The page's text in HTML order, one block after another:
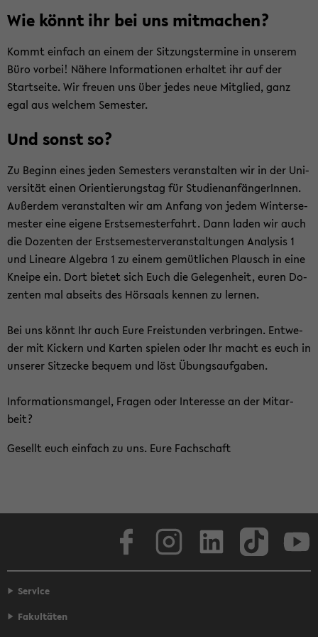
Wie könnt ihr bei uns mit­ma­chen?
Kommt ein­fach an einem der Sit­zungs­ter­mi­ne in un­se­rem
Büro vor­bei! Nä­he­re In­for­ma­tio­nen er­hal­tet ihr auf der
Start­sei­te. Wir freu­en uns über jedes neue Mit­glied, ganz
egal aus wel­chem Se­mes­ter.
Und sonst so?
Zu Be­ginn eines jeden Se­mes­ters ver­an­stal­ten wir in der Uni­
ver­si­tät einen Ori­en­tie­rungs­tag für Stu­di­en­an­fän­ge­rIn­nen.
Au­ßer­dem ver­an­stal­ten wir am An­fang von jedem Win­ter­se­
mes­ter eine ei­ge­ne Erst­se­mes­ter­fahrt. Dann laden wir auch
die Do­zen­ten der Erst­se­mes­ter­ver­an­stal­tun­gen Ana­ly­sis 1
und Li­nea­re Al­ge­bra 1 zu einem ge­müt­li­chen Plausch in eine
Knei­pe ein. Dort bie­tet sich Euch die Ge­le­gen­heit, euren Do­
zen­ten mal ab­seits des Hör­saals ken­nen zu ler­nen.
Bei uns könnt Ihr auch Eure Frei­stun­den ver­brin­gen. Ent­we­
der mit Ki­ckern und Kar­ten spie­len oder Ihr macht es euch in
un­se­rer Sitz­ecke be­quem und löst Übungs­auf­ga­ben.
In­for­ma­ti­ons­man­gel, Fra­gen oder In­ter­es­se an der Mit­ar­
beit?
Ge­sellt euch ein­fach zu uns. Eure Fach­schaft
Face­book
Service
Fakultäten